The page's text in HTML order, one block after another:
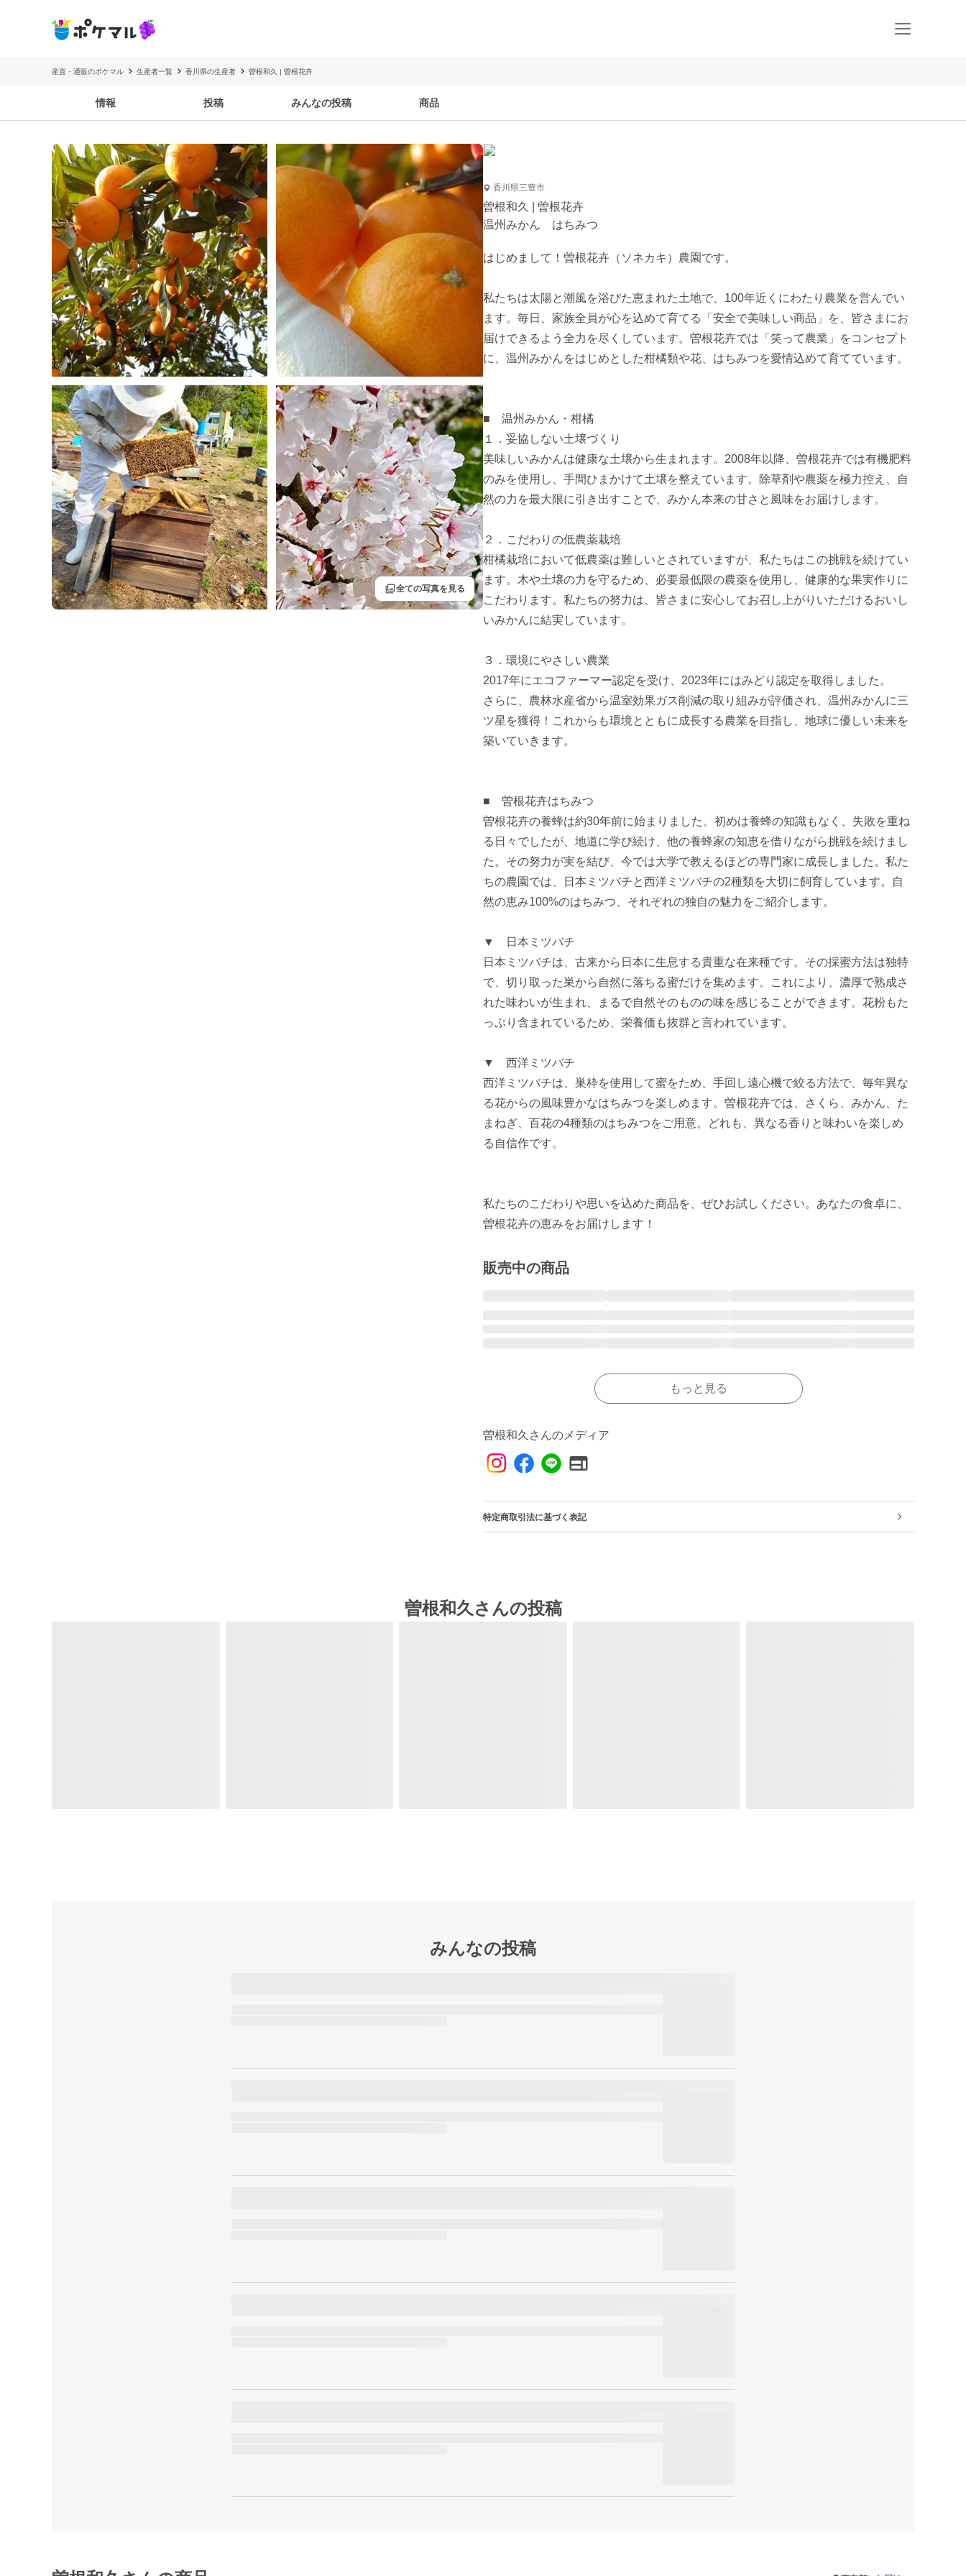
産直・通販のポケマル 生産者一覧 香川県の生産者 曽根和久 | 曽根花卉
情報 投稿 みんなの投稿 商品
filter全ての写真を見る
香川県三豊市
曽根和久 | 曽根花卉
温州みかん はちみつ
はじめまして！曽根花卉（ソネカキ）農園です。
私たちは太陽と潮風を浴びた恵まれた土地で、100年近くにわたり農業を営んでい
ます。毎日、家族全員が心を込めて育てる「安全で美味しい商品」を、皆さまにお
届けできるよう全力を尽くしています。曽根花卉では「笑って農業」をコンセプト
に、温州みかんをはじめとした柑橘類や花、はちみつを愛情込めて育てています。
■　温州みかん・柑橘
１．妥協しない土壌づくり
美味しいみかんは健康な土壌から生まれます。2008年以降、曽根花卉では有機肥料
のみを使用し、手間ひまかけて土壌を整えています。除草剤や農薬を極力控え、自
然の力を最大限に引き出すことで、みかん本来の甘さと風味をお届けします。
２．こだわりの低農薬栽培
柑橘栽培において低農薬は難しいとされていますが、私たちはこの挑戦を続けてい
ます。木や土壌の力を守るため、必要最低限の農薬を使用し、健康的な果実作りに
こだわります。私たちの努力は、皆さまに安心してお召し上がりいただけるおいし
いみかんに結実しています。
３．環境にやさしい農業
2017年にエコファーマー認定を受け、2023年にはみどり認定を取得しました。
さらに、農林水産省から温室効果ガス削減の取り組みが評価され、温州みかんに三
ツ星を獲得！これからも環境とともに成長する農業を目指し、地球に優しい未来を
築いていきます。
■　曽根花卉はちみつ
曽根花卉の養蜂は約30年前に始まりました。初めは養蜂の知識もなく、失敗を重ね
る日々でしたが、地道に学び続け、他の養蜂家の知恵を借りながら挑戦を続けまし
た。その努力が実を結び、今では大学で教えるほどの専門家に成長しました。私た
ちの農園では、日本ミツバチと西洋ミツバチの2種類を大切に飼育しています。自
然の恵み100%のはちみつ、それぞれの独自の魅力をご紹介します。
▼　日本ミツバチ
日本ミツバチは、古来から日本に生息する貴重な在来種です。その採蜜方法は独特
で、切り取った巣から自然に落ちる蜜だけを集めます。これにより、濃厚で熟成さ
れた味わいが生まれ、まるで自然そのものの味を感じることができます。花粉もた
っぷり含まれているため、栄養価も抜群と言われています。
▼　西洋ミツバチ
西洋ミツバチは、巣枠を使用して蜜をため、手回し遠心機で絞る方法で、毎年異な
る花からの風味豊かなはちみつを楽しめます。曽根花卉では、さくら、みかん、た
まねぎ、百花の4種類のはちみつをご用意。どれも、異なる香りと味わいを楽しめ
る自信作です。
私たちのこだわりや思いを込めた商品を、ぜひお試しください。あなたの食卓に、
曽根花卉の恵みをお届けします！
販売中の商品
もっと見る
曽根和久さんのメディア
特定商取引法に基づく表記
曽根和久さんの投稿
みんなの投稿